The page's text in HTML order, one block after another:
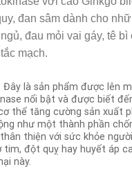
đan sâm dành cho
đau mỏi vai gáy, tê
mạch.
là sản phẩm được lên
nổi bật và được biết
thể tăng cường sản xuất
như một thành phần
thiện với sức khỏe
đột quỵ hay huyết áp
này.